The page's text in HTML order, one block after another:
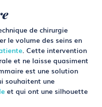
de chirurgie
le volume des seins en
. Cette intervention
et ne laisse quasiment
est une solution
souhaitent une
et qui ont une silhouette